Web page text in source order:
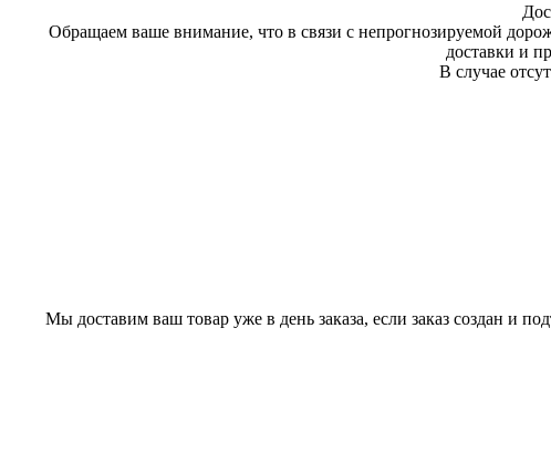
Обращаем ваше внимание, что в связи с непрогнозируемой
доставки и
В случае
Мы доставим ваш товар уже в день заказа, если заказ создан и